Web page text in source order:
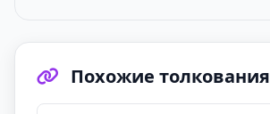
Похожие толкования